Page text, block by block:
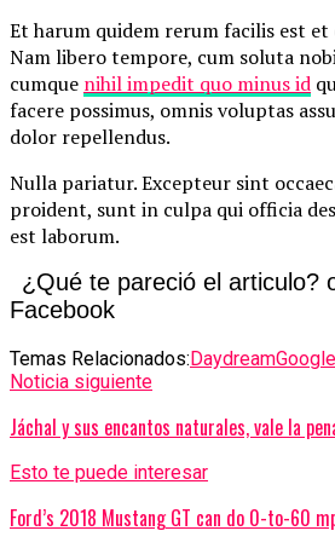
Et harum quidem rerum facilis est
Nam libero tempore, cum soluta
cumque nihil impedit quo minus id
facere possimus, omnis voluptas
dolor repellendus.
Nulla pariatur. Excepteur sint
proident, sunt in culpa qui officia
est laborum.
¿Qué te pareció el articulo?
Facebook
Temas Relacionados: DaydreamGoogle
Noticia siguiente
Jáchal y sus encantos naturales, vale la
Esto te puede interesar
Ford’s 2018 Mustang GT can do 0-to-60